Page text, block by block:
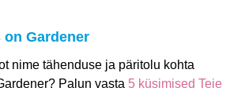
on Gardener
nime tähenduse ja päritolu kohta
Palun vasta 5 küsimised Teie